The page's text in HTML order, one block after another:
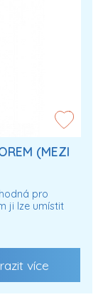
(MEZI
pro
ji lze umístit
více